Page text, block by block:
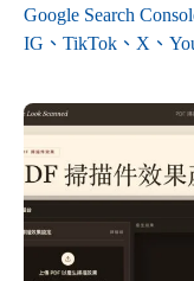
Google Search
IG、TikTok、X、